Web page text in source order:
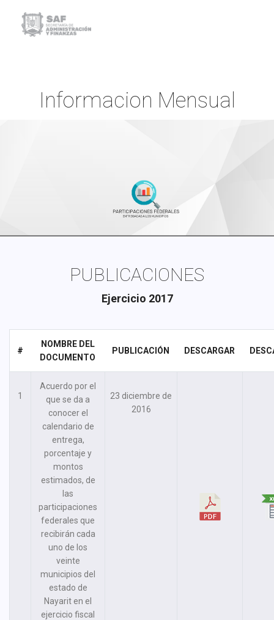
Informacion Mensual
PUBLICACIONES
Ejercicio 2017
#
NOMBRE DEL
DOCUMENTO
PUBLICACIÓN DESCARGAR
1
Acuerdo por el
que se da a
conocer el
calendario de
entrega,
porcentaje y
montos
estimados, de
las
participaciones
federales que
recibirán cada
uno de los
veinte
municipios del
estado de
Nayarit en el
ejercicio fiscal
23 diciembre de
2016